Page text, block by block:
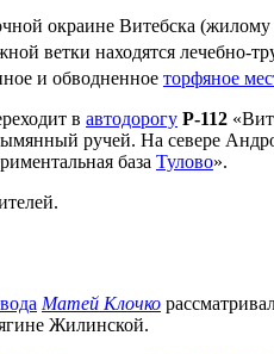
окраине Витебска
ветки находятся лечебно-
и обводненное торфяное
в автодорогу Р-112
ручей. На севере
база Тулово».
Матей Клочко
Жилинской.